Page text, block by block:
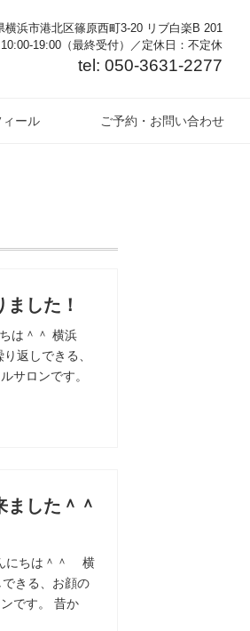
横浜市港北区篠原西町3-20 リブ白楽B 201
19:00（最終受付）／定休日：不定休
tel: 050-3631-2277
ィール ご予約・お問い合わせ
した！
は＾＾ 横浜
返しできる、
サロンです。
した＾＾
にちは＾＾ 横
きる、お顔の
です。 昔か